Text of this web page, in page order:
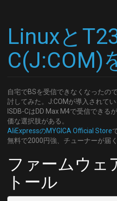
Linuxと
C(J:COM)
自宅でBSを受信できなくなったの
討してみた。J:COMが導入されてい
ISDB-CはDD Max M4で受信できる
価な選択肢がある。
AliExpressのMYGICA Official Store
無料で2000円強、チューナーが届
ファームウェ
トール